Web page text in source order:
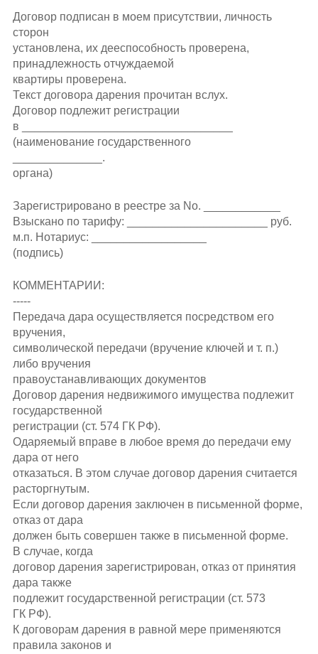
Договор подписан в моем присутствии, личность
сторон
установлена, их дееспособность проверена,
принадлежность отчуждаемой
квартиры проверена.
Текст договора дарения прочитан вслух.
Договор подлежит регистрации
в _________________________________
(наименование государственного
______________.
органа)
Зарегистрировано в реестре за Nо. ____________
Взыскано по тарифу: ______________________ руб.
м.п. Нотариус: __________________
(подпись)
КОММЕНТАРИИ:
-----
Передача дара осуществляется посредством его
вручения,
символической передачи (вручение ключей и т. п.)
либо вручения
правоустанавливающих документов
Договор дарения недвижимого имущества подлежит
государственной
регистрации (ст. 574 ГК РФ).
Одаряемый вправе в любое время до передачи ему
дара от него
отказаться. В этом случае договор дарения считается
расторгнутым.
Если договор дарения заключен в письменной форме,
отказ от дара
должен быть совершен также в письменной форме.
В случае, когда
договор дарения зарегистрирован, отказ от принятия
дара также
подлежит государственной регистрации (ст. 573
ГК РФ).
К договорам дарения в равной мере применяются
правила законов и